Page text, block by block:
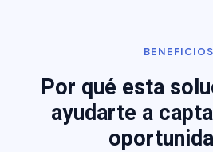
BENEFICIOS
Por qué esta
ayudarte a